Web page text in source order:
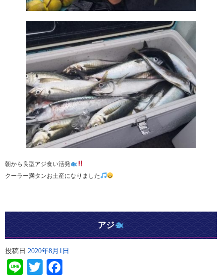
朝から良型アジ食い活発
クーラー満タンお土産になりました
アジ
投稿日 2020年8月1日
LineTwitter